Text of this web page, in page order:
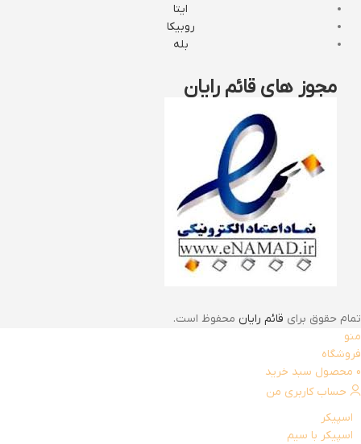
ایتا
روبیکا
بله
مجوز های قائم رایان
تمام حقوق برای قائم رایان محفوظ است.
منو
فروشگاه
0 محصول سبد خرید
حساب کاربری من
اسپیکر
اسپیکر با سیم